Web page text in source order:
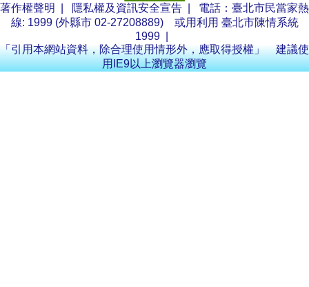
著作權聲明 隱私權及資訊安全宣告 | 電話：臺北市民當家熱
線: 1999 (外縣市 02-27208889) 或用利用 臺北市陳情系統
1999
「引用本網站資料，除合理使用情形外，應取得授權」 建議使
用IE9以上瀏覽器瀏覽